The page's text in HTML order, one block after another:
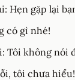
Hẹn gặp lại
có gì nhé!
Tôi không nói
tôi chưa hiểu!